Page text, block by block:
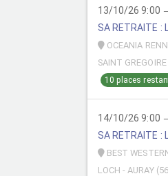
13/10/26 9:00
SA RETRAITE :
OCEANIA
SAINT
10 places
14/10/26 9:00
SA RETRAITE :
BEST
LOCH - AURAY